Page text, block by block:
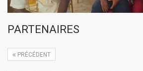
PARTENAIRES
PRÉCÉDENT